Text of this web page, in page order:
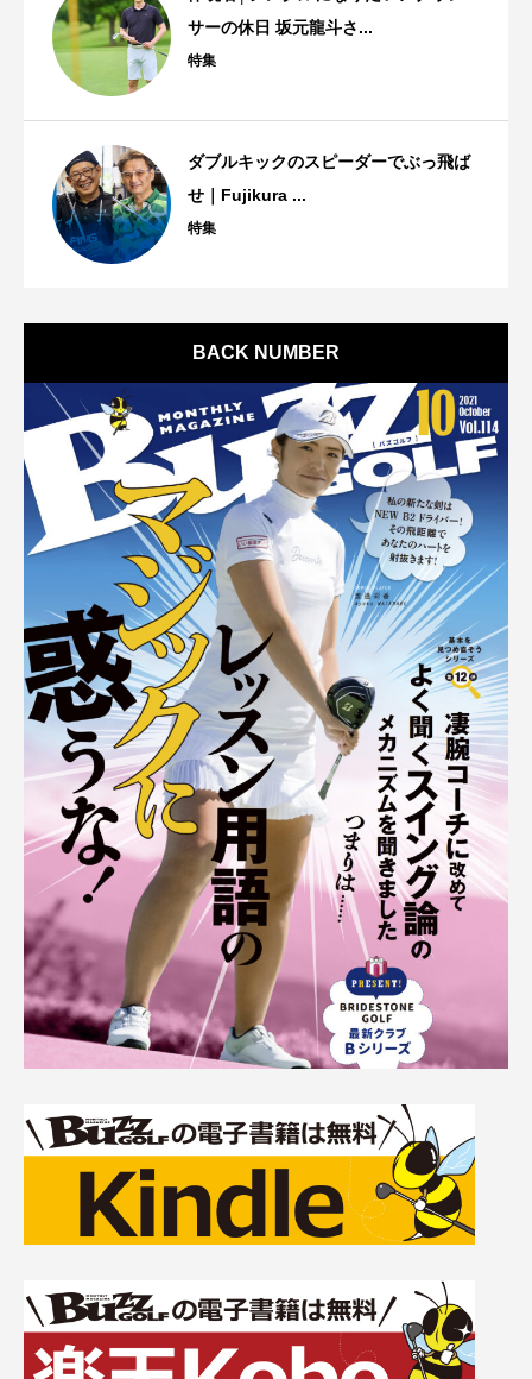
サーの休日 坂元龍斗さ...
特集
ダブルキックのスピーダーでぶっ飛ば
せ｜Fujikura ...
特集
BACK NUMBER